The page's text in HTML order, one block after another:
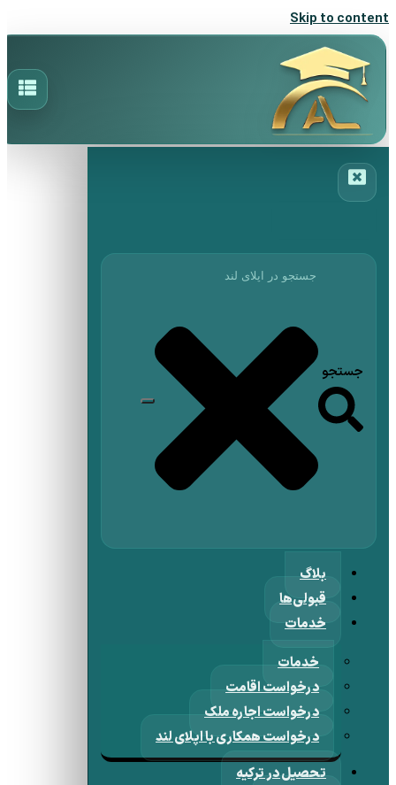
Skip to content
جستجو
بلاگ
قبولی‌ها
خدمات
خدمات
درخواست اقامت
درخواست اجاره ملک
درخواست همکاری با اپلای لند
تحصیل در ترکیه